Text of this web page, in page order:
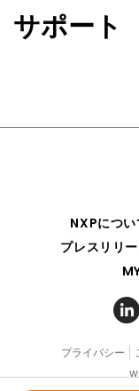
サポート
NXPについ
プレスリリ
プライバシー